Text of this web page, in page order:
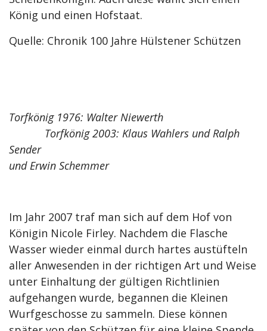
König und einen Hofstaat.
Quelle: Chronik 100 Jahre Hülstener Schützen
Torfkönig 1976: Walter Niewerth
Torfkönig 2003: Klaus Wahlers und Ralph
Sender
und Erwin Schemmer
Im Jahr 2007 traf man sich auf dem Hof von
Königin Nicole Firley. Nachdem die Flasche
Wasser wieder einmal durch hartes austüfteln
aller Anwesenden in der richtigen Art und Weise
unter Einhaltung der gültigen Richtlinien
aufgehangen wurde, begannen die Kleinen
Wurfgeschosse zu sammeln. Diese können